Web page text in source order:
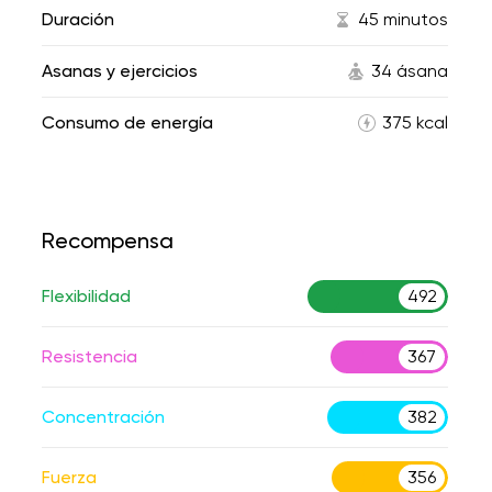
Duración 45 minutos
Asanas y ejercicios 34 ásana
Consumo de energía 375 kcal
Recompensa
Flexibilidad 492
Resistencia 367
Concentración 382
Fuerza 356